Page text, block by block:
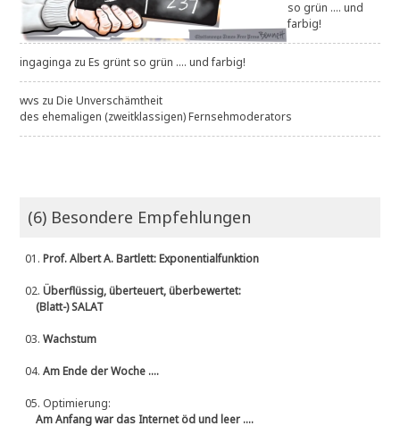
so grün .... und
farbig!
ingaginga zuEs grünt so grün .... und farbig!
wvs zuDie Unverschämtheit
des ehemaligen (zweitklassigen) Fernsehmoderators
(6) Besondere Empfehlungen
01.Prof. Albert A. Bartlett: Exponentialfunktion
02.Überflüssig, überteuert, überbewertet:
(Blatt-) SALAT
03.Wachstum
04.Am Ende der Woche ....
05. Optimierung:
Am Anfang war das Internet öd und leer ....